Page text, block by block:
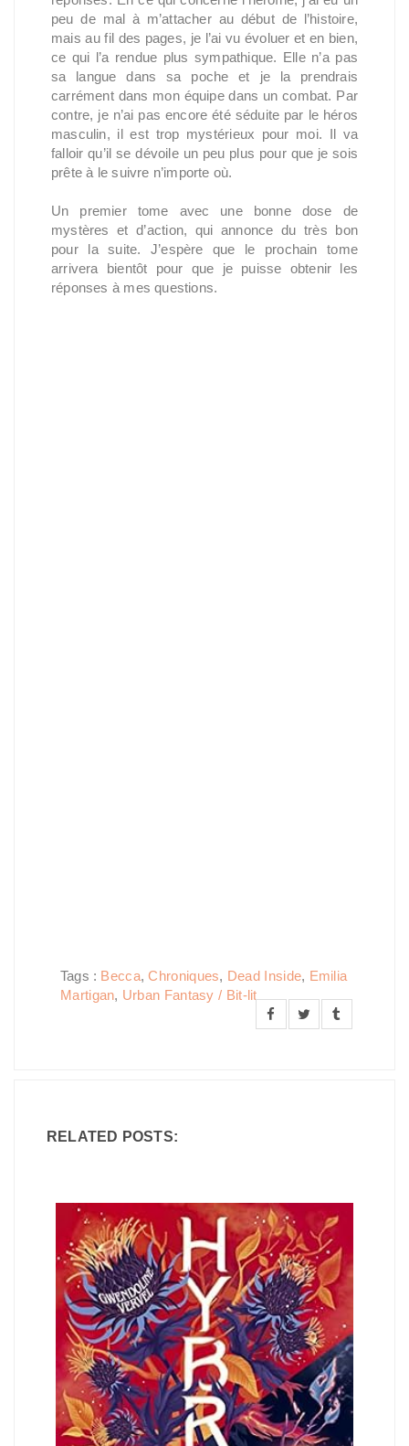
peu de mal à m’attacher au début de l’histoire,
mais au fil des pages, je l’ai vu évoluer et en bien,
ce qui l’a rendue plus sympathique. Elle n’a pas
sa langue dans sa poche et je la prendrais
carrément dans mon équipe dans un combat. Par
contre, je n’ai pas encore été séduite par le héros
masculin, il est trop mystérieux pour moi. Il va
falloir qu’il se dévoile un peu plus pour que je sois
prête à le suivre n’importe où.
Un premier tome avec une bonne dose de
mystères et d’action, qui annonce du très bon
pour la suite. J’espère que le prochain tome
arrivera bientôt pour que je puisse obtenir les
réponses à mes questions.
Tags : Becca,Chroniques, Dead Inside, Emilia
Martigan, Urban Fantasy / Bit-lit
RELATED POSTS: